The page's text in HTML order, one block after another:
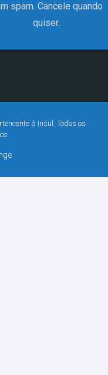
spam. Cancele quando
quiser.
à Insul. Todos os